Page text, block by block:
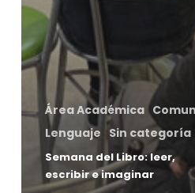
Área Académica
Lenguaje Sin categoría
Semana del Libro: leer,
escribir e imaginar